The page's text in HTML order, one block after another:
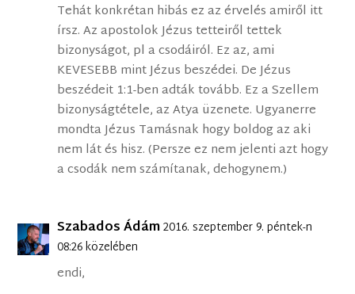
Tehát konkrétan hibás ez az érvelés amiről itt
írsz. Az apostolok Jézus tetteiről tettek
bizonyságot, pl a csodáiról. Ez az, ami
KEVESEBB mint Jézus beszédei. De Jézus
beszédeit 1:1-ben adták tovább. Ez a Szellem
bizonyságtétele, az Atya üzenete. Ugyanerre
mondta Jézus Tamásnak hogy boldog az aki
nem lát és hisz. (Persze ez nem jelenti azt hogy
a csodák nem számítanak, dehogynem.)
Szabados Ádám2016. szeptember 9. péntek-n
08:26 közelében
endi,